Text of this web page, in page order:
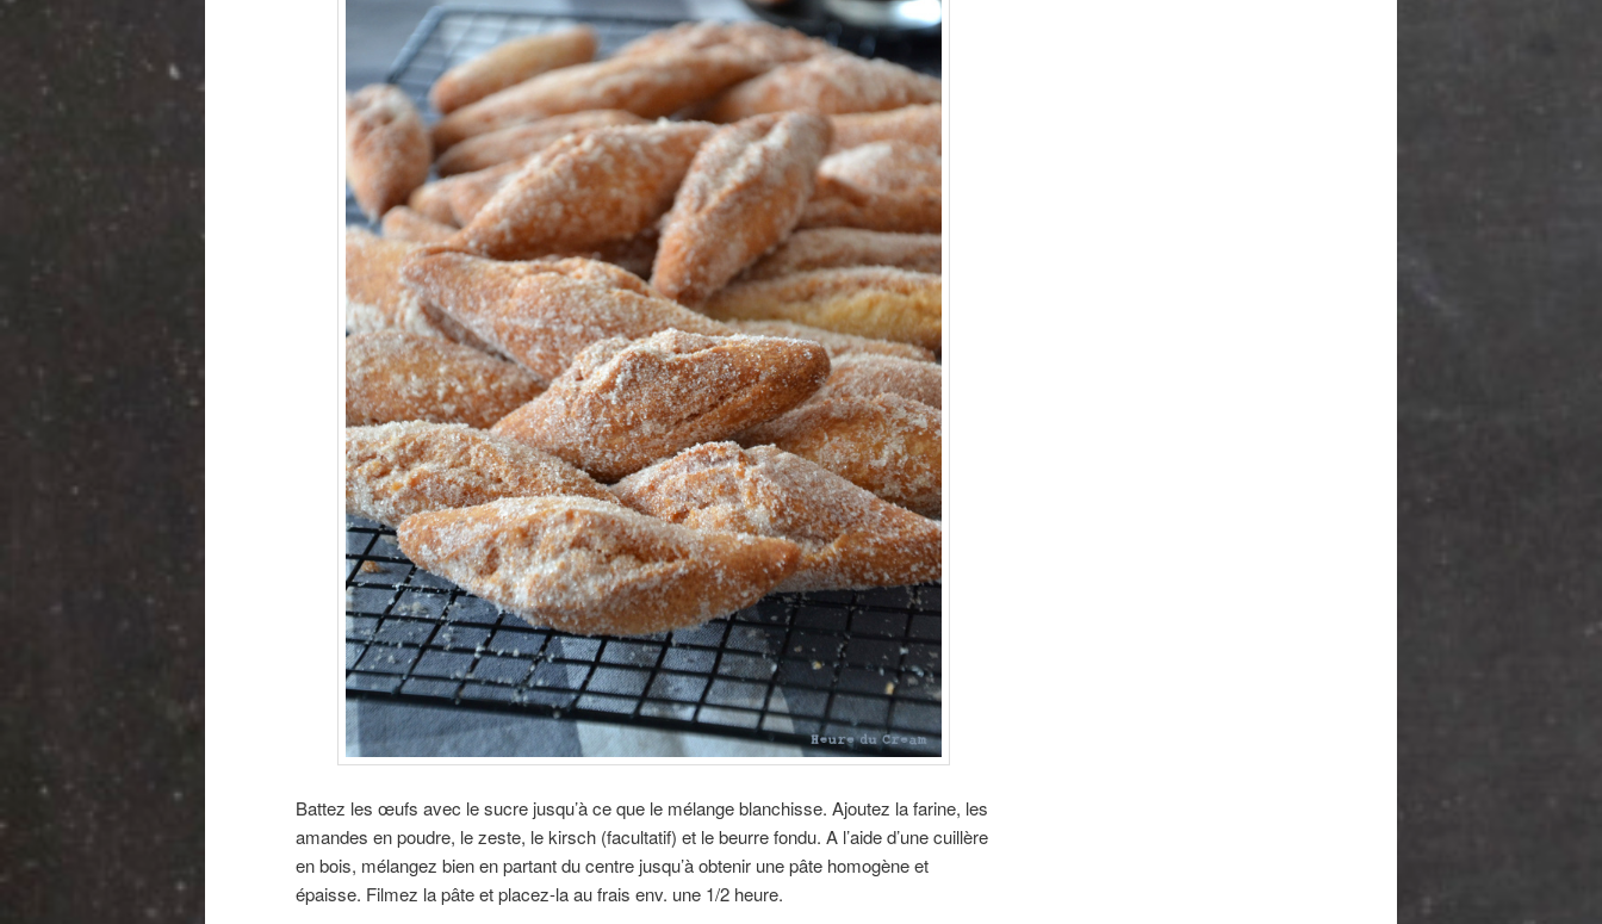
Battez les œufs avec le sucre jusqu’à ce que le mélange blanchisse. Ajoutez la farine, les
amandes en poudre, le zeste, le kirsch (facultatif) et le beurre fondu. A l’aide d’une cuillère
en bois, mélangez bien en partant du centre jusqu’à obtenir une pâte homogène et
épaisse. Filmez la pâte et placez-la au frais env. une 1/2 heure.